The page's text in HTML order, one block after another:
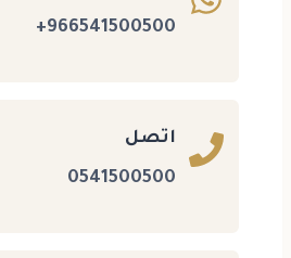
966541500500+
اتصل
0541500500